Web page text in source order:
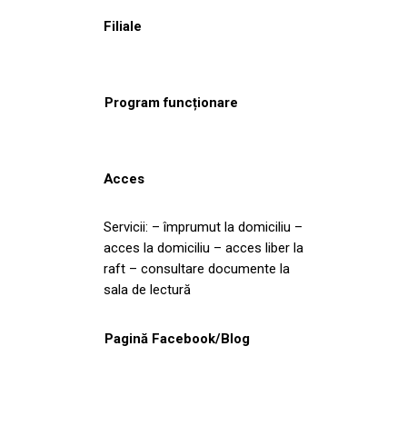
Filiale
Program funcționare
Acces
Servicii: – împrumut la domiciliu –
acces la domiciliu – acces liber la
raft – consultare documente la
sala de lectură
Pagină Facebook/Blog